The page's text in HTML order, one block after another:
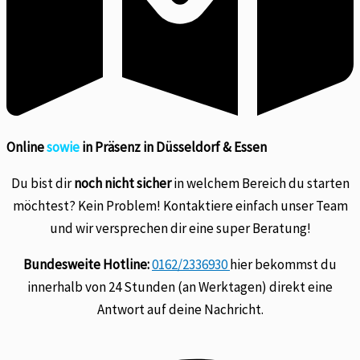
Onlinesowiein Präsenz in Düsseldorf & Essen
Du bist dirnoch nicht sicherin welchem Bereich du starten
möchtest? Kein Problem! Kontaktiere einfach unser Team
und wir versprechen dir eine super Beratung!
Bundesweite Hotline:0162/2336930hier bekommst du
innerhalb von 24 Stunden (an Werktagen) direkt eine
Antwort auf deine Nachricht.